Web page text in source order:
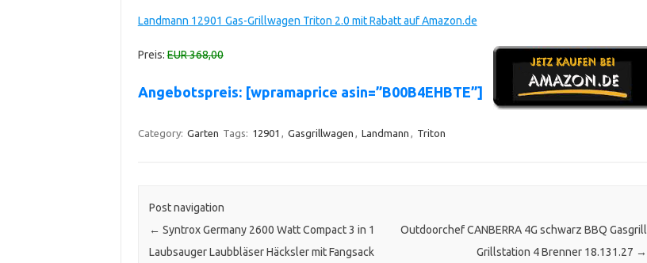
Landmann 12901 Gas-Grillwagen Triton 2.0 mit Rabatt auf Amazon.de
Preis:EUR 368,00
Angebotspreis: [wpramaprice asin=”B00B4EHBTE”]
Category: Garten Tags: 12901 , Gasgrillwagen , Landmann , Triton
Post navigation
← Syntrox Germany 2600 Watt Compact 3 in 1
Laubsauger Laubbläser Häcksler mit Fangsack
Outdoorchef CANBERRA 4G schwarz BBQ Gasgrill
Grillstation 4 Brenner 18.131.27 →